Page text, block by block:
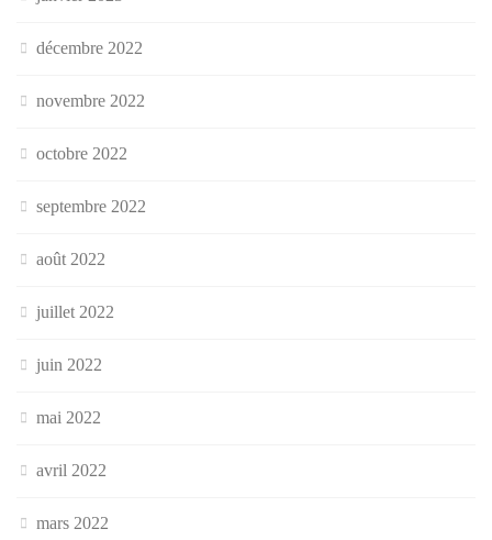
décembre 2022
novembre 2022
octobre 2022
septembre 2022
août 2022
juillet 2022
juin 2022
mai 2022
avril 2022
mars 2022